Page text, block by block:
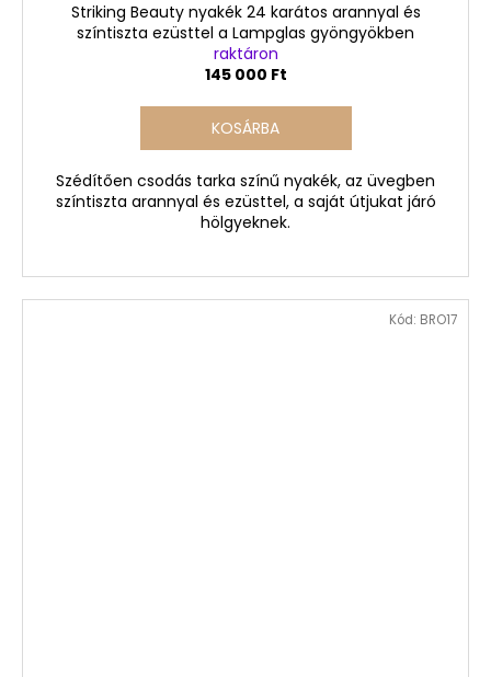
Striking Beauty nyakék 24 karátos arannyal és
színtiszta ezüsttel a Lampglas gyöngyökben
raktáron
145 000 Ft
KOSÁRBA
Szédítően csodás tarka színű nyakék, az üvegben
színtiszta arannyal és ezüsttel, a saját útjukat járó
hölgyeknek.
Kód: BRO17